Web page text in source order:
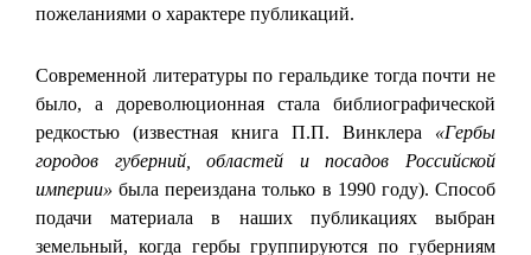
пожеланиями о характере публикаций.
Современной литературы по геральдике тогда почти не
было, а дореволюционная стала библиографической
редкостью (известная книга П.П. Винклера «Гербы
городов губерний, областей и посадов Российской
империи» была переиздана только в 1990 году). Способ
подачи материала в наших публикациях выбран
земельный, когда гербы группируются по губерниям